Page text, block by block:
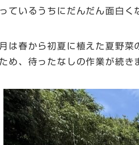
ているうちにだんだん面白
は春から初夏に植えた夏野
め、待ったなしの作業が続き